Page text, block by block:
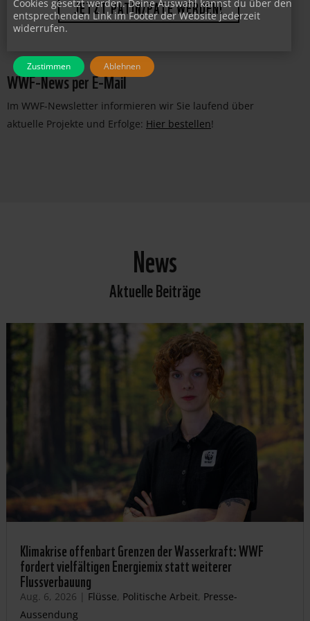
JETZT PATIN/PATE WERDEN!
WWF-News per E-Mail
Im WWF-Newsletter informieren wir Sie laufend über
aktuelle Projekte und Erfolge: Hier bestellen!
News
Aktuelle Beiträge
Klimakrise offenbart Grenzen der Wasserkraft: WWF
fordert vielfältigen Energiemix statt weiterer
Flussverbauung
Aug. 6, 2026 | Flüsse, Politische Arbeit, Presse-
Aussendung
Cookies gesetzt werden. Deine Auswahl kannst du über den
entsprechenden Link im Footer der Website jederzeit
widerrufen.
Zustimmen Ablehnen